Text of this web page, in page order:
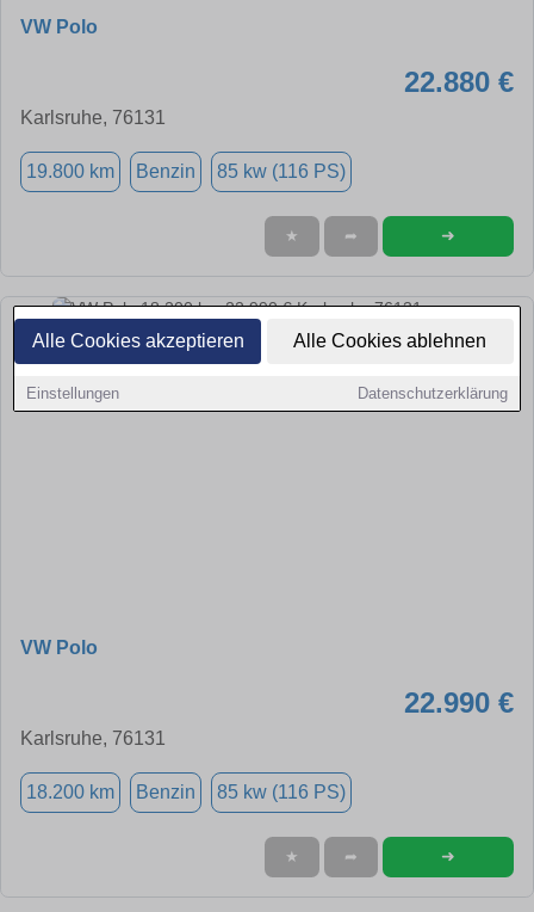
Alle Cookies akzeptieren Alle Cookies ablehnen
Einstellungen Datenschutzerklärung
VW Polo
22.880 €
Karlsruhe, 76131
19.800 km Benzin 85 kw (116 PS)
★ ➦ ➜
VW Polo
22.990 €
Karlsruhe, 76131
18.200 km Benzin 85 kw (116 PS)
★ ➦ ➜